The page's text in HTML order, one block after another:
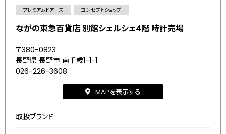
プレミアムドアーズ コンセプトショップ
ながの東急百貨店 別館シェルシェ4階 時計売場
〒380-0823
長野県 長野市 南千歳1-1-1
026-226-3608
MAPを表示する
取扱ブランド